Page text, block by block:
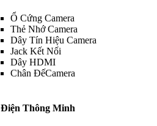
Ổ Cứng Camera
Thẻ Nhớ Camera
Dây Tín Hiệu Camera
Jack Kết Nối
Dây HDMI
Chân ĐếCamera
Thông Minh